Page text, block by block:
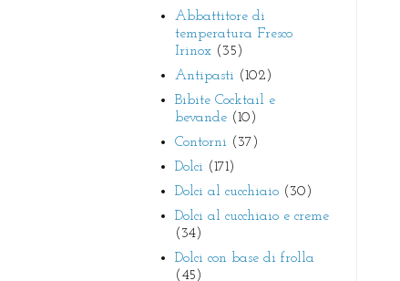
Abbattitore di
temperatura Fresco
Irinox (35)
Antipasti (102)
Bibite Cocktail e
bevande (10)
Contorni (37)
Dolci (171)
Dolci al cucchiaio (30)
Dolci al cucchiaio e creme
(34)
Dolci con base di frolla
(45)